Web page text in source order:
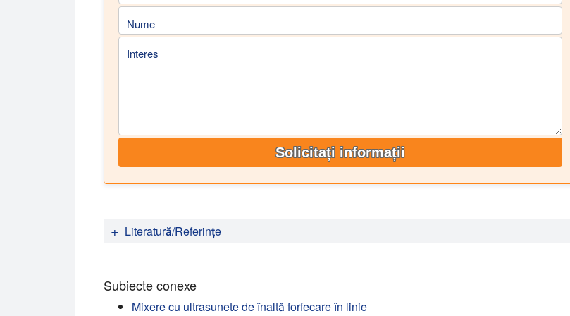
Nume
Interes
Solicitați informații
Literatură/Referințe
Efectul sonicării asupra proprietăților la temperaturi ridicate ale lianților bituminoși întăriți
cu nanoaditivi.Construcții și materiale de construcții, volumul 75, 2015. 395-403.
Subiecte conexe
Mixere cu ultrasunete de înaltă forfecare în linie